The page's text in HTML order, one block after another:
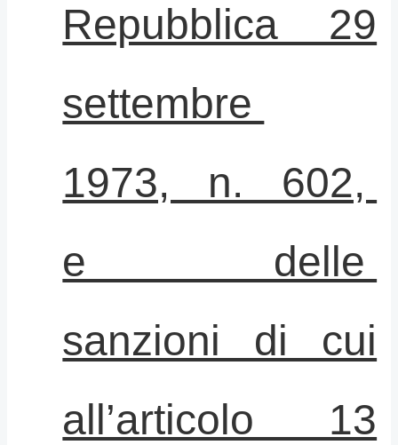
Repubblica 29
settembre
1973, n. 602,
e delle
sanzioni di cui
all’articolo 13